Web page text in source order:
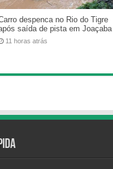
despenca no Rio do Tigre
saída de pista em Joaçaba
11 horas atrás